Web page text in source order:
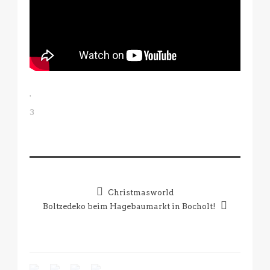
3
Christmasworld
Boltzedeko beim Hagebaumarkt in Bocholt!